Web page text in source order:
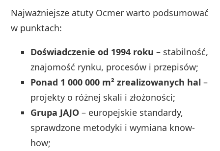
Najważniejsze atuty Ocmer warto podsumować
w punktach:
Doświadczenie od 1994 roku – stabilność,
znajomość rynku, procesów i przepisów;
Ponad 1 000 000 m² zrealizowanych hal –
projekty o różnej skali i złożoności;
Grupa JAJO – europejskie standardy,
sprawdzone metodyki i wymiana know-
how;